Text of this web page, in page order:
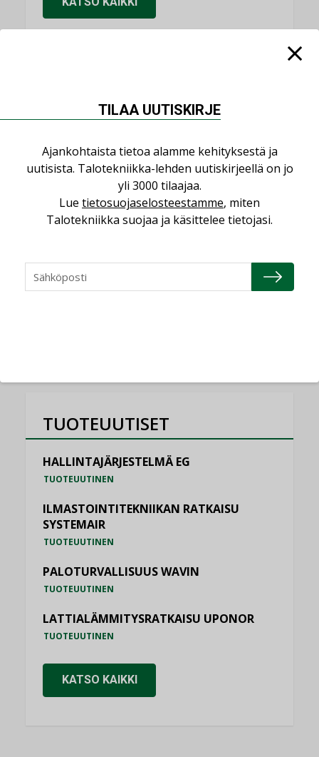
NIMITYKSET
Refair
Granlund Oy
Schneider Electric
NIMITYKSET
TUOTEUUTISET
HALLINTAJÄRJESTELMÄ EG
TUOTEUUTINEN
ILMASTOINTITEKNIIKAN RATKAISU
SYSTEMAIR
TUOTEUUTINEN
PALOTURVALLISUUS WAVIN
TUOTEUUTINEN
LATTIALÄMMITYSRATKAISU UPONOR
TUOTEUUTINEN
KATSO KAIKKI
TILAA UUTISKIRJE
Ajankohtaista tietoa alamme kehityksestä ja
uutisista. Talotekniikka-lehden uutiskirjeellä on jo
yli 3000 tilaajaa.
Lue tietosuojaselosteestamme, miten
Talotekniikka suojaa ja käsittelee tietojasi.